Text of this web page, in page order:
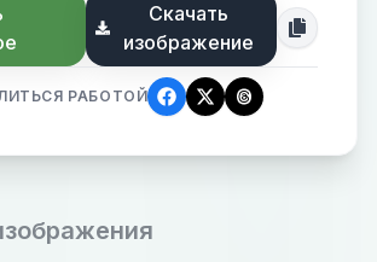
Скачать
изображение
РАБОТОЙ